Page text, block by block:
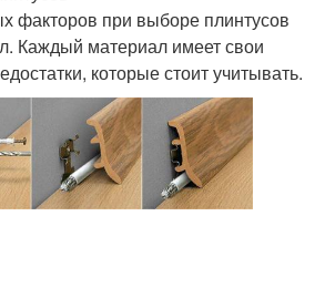
факторов при выборе плинтусов
Каждый материал имеет свои
которые стоит учитывать.